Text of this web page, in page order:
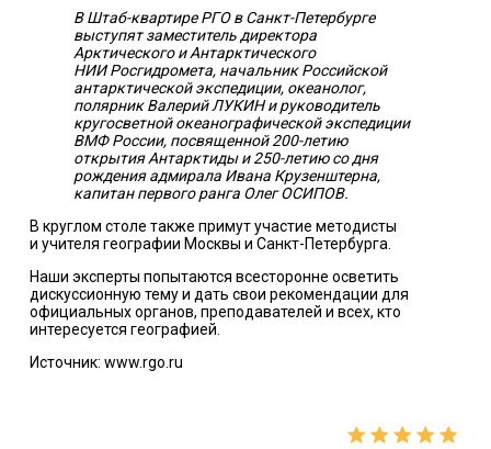
В Штаб-квартире РГО в Санкт-Петербурге
выступят заместитель директора
Арктического и Антарктического
НИИ Росгидромета, начальник Российской
антарктической экспедиции, океанолог,
полярник Валерий ЛУКИН и руководитель
кругосветной океанографической экспедиции
ВМФ России, посвященной 200-летию
открытия Антарктиды и 250-летию со дня
рождения адмирала Ивана Крузенштерна,
капитан первого ранга Олег ОСИПОВ.
В круглом столе также примут участие методисты
и учителя географии Москвы и Санкт-Петербурга.
Наши эксперты попытаются всесторонне осветить
дискуссионную тему и дать свои рекомендации для
официальных органов, преподавателей и всех, кто
интересуется географией.
Источник: www.rgo.ru